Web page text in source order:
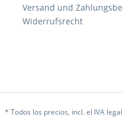
Versand und
Widerrufsrecht
* Todos los precios, incl. el IVA